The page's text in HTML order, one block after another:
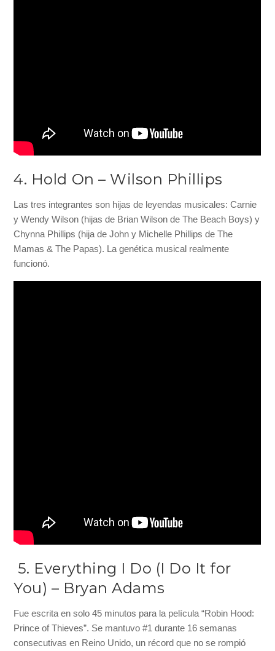
4. Hold On – Wilson Phillips
Las tres integrantes son hijas de leyendas musicales: Carnie
y Wendy Wilson (hijas de Brian Wilson de The Beach Boys) y
Chynna Phillips (hija de John y Michelle Phillips de The
Mamas & The Papas). La genética musical realmente
funcionó.
5. Everything I Do (I Do It for
You) – Bryan Adams
Fue escrita en solo 45 minutos para la película “Robin Hood:
Prince of Thieves”. Se mantuvo #1 durante 16 semanas
consecutivas en Reino Unido, un récord que no se rompió